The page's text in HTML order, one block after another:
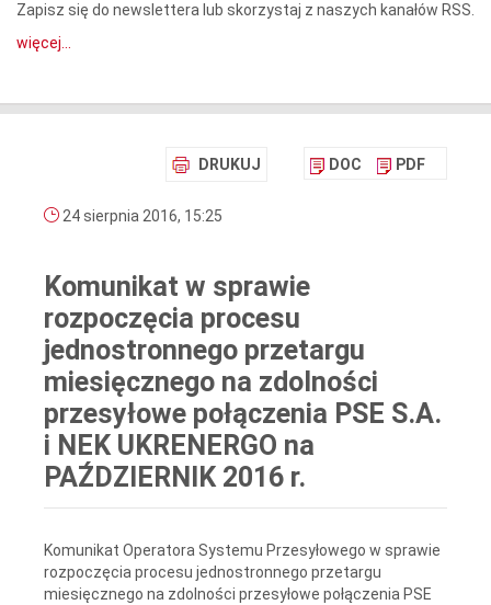
Zapisz się do newslettera lub skorzystaj z naszych kanałów RSS.
więcej...
DRUKUJ DOC PDF
24 sierpnia 2016, 15:25
Komunikat w sprawie
rozpoczęcia procesu
jednostronnego przetargu
miesięcznego na zdolności
przesyłowe połączenia PSE S.A.
i NEK UKRENERGO na
PAŹDZIERNIK 2016 r.
Komunikat Operatora Systemu Przesyłowego w sprawie
rozpoczęcia procesu jednostronnego przetargu
miesięcznego na zdolności przesyłowe połączenia PSE